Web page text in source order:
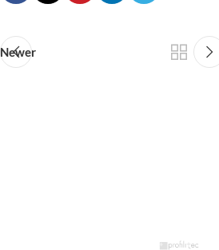
Newer